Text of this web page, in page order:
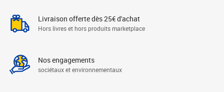
Livraison offerte dès 25€ d'achat
Hors livres et hors produits marketplace
Nos engagements
sociétaux et environnementaux